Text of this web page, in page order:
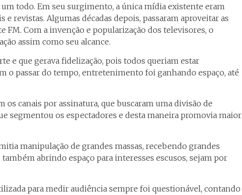
todo. Em seu surgimento, a única mídia existente eram
revistas. Algumas décadas depois, passaram aproveitar as
FM. Com a invenção e popularização dos televisores, o
assim como seu alcance.
e que gerava fidelização, pois todos queriam estar
o passar do tempo, entretenimento foi ganhando espaço, até
os canais por assinatura, que buscaram uma divisão de
segmentou os espectadores e desta maneira promovia maior
manipulação de grandes massas, recebendo grandes
abrindo espaço para interesses escusos, sejam por
para medir audiência sempre foi questionável, contando